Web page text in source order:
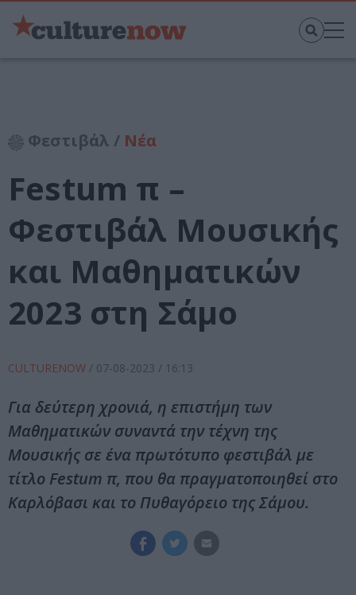
Φεστιβάλ / Νέα
Festum π –
Φεστιβάλ Μουσικής
και Μαθηματικών
2023 στη Σάμο
CULTURENOW / 07-08-2023 / 16:13
Για δεύτερη χρονιά, η επιστήμη των
Μαθηματικών συναντά την τέχνη της
Μουσικής σε ένα πρωτότυπο φεστιβάλ με
τίτλο Festum π, που θα πραγματοποιηθεί στο
Καρλόβασι και το Πυθαγόρειο της Σάμου.